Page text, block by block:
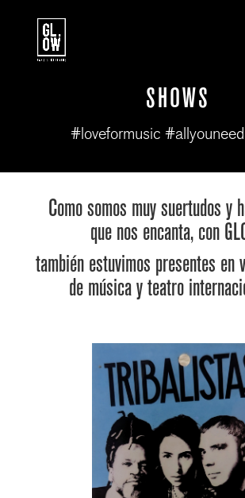
SHOWS
#loveformusic
Como somos muy suertudos y
que nos encanta, con
también estuvimos presentes en
de música y teatro